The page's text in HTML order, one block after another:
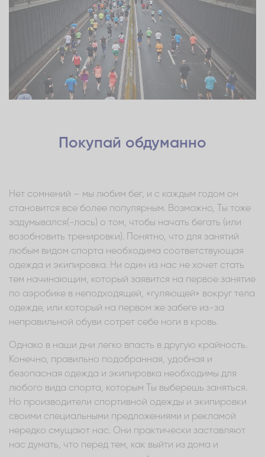
Покупай обдуманно
Нет сомнений – мы любим бег, и с каждым годом он
становится все более популярным. Возможно, Ты тоже
задумывался(-лась) о том, чтобы начать бегать (или
возобновить тренировки). Понятно, что для занятий
любым видом спорта необходима соответствующая
одежда и экипировка. Ни один из нас не хочет стать
тем начинающим, который заявится на первое занятие
по аэробике в неподходящей, «гуляющей» вокруг тела
одежде, или который на первом же забеге из-за
неправильной обуви сотрет себе ноги в кровь.
Однако в наши дни легко впасть в другую крайность.
Конечно, правильно подобранная, удобная и
безопасная одежда и экипировка необходимы для
любого вида спорта, которым Ты выберешь заняться.
Но производители спортивной одежды и экипировки
своими специальными предложениями и рекламой
нередко смущают нас. Они практически заставляют
нас думать, что перед тем, как выйти из дома и